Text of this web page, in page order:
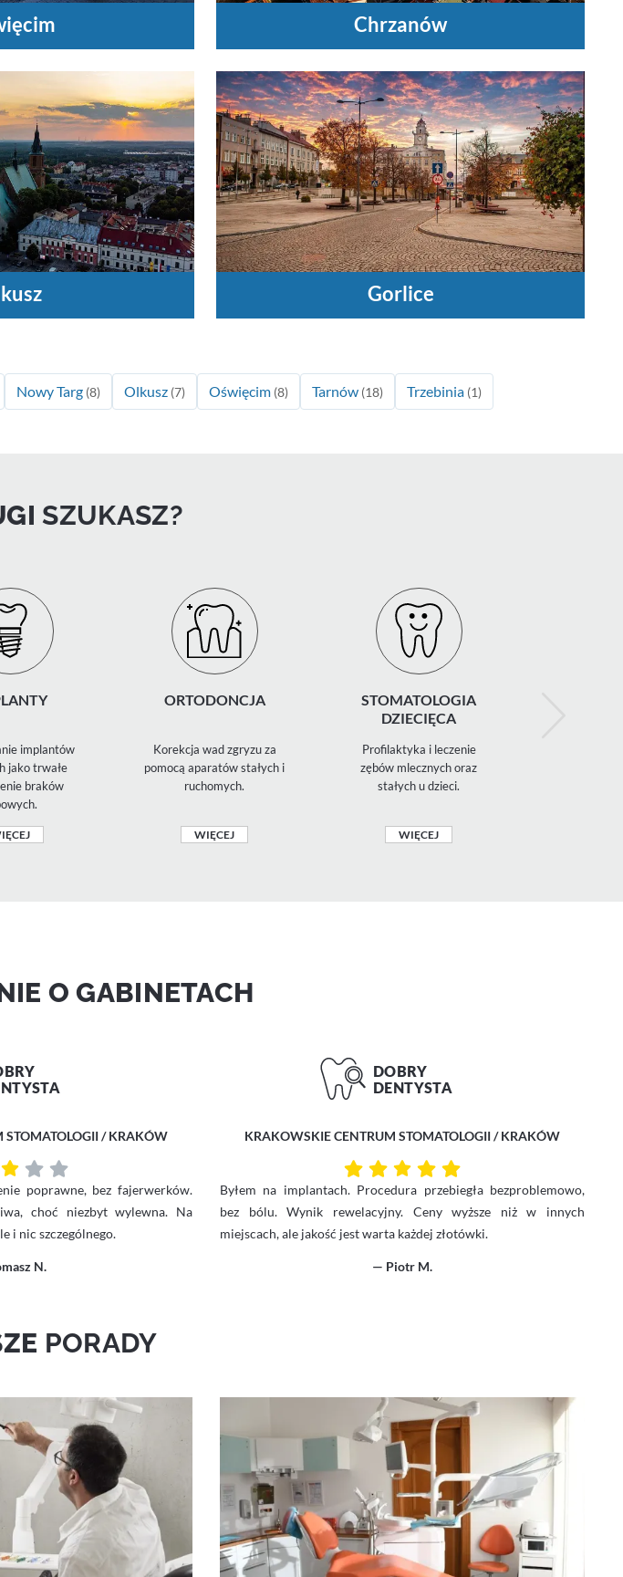
Chrzanów
Gorlice
Nowy Targ (8) Olkusz (7) Oświęcim (8) Tarnów (18) Trzebinia (1)
SZUKASZ?
implantów
jako trwałe
braków
ORTODONCJA
Korekcja wad zgryzu za
pomocą aparatów stałych i
ruchomych.
WIĘCEJ
STOMATOLOGIA
DZIECIĘCA
Profilaktyka i leczenie
zębów mlecznych oraz
stałych u dzieci.
WIĘCEJ
O GABINETACH
STOMATOLOGII / KRAKÓW
poprawne, bez fajerwerków.
choć niezbyt wylewna. Na
i nic szczególnego.
N.
KRAKOWSKIE CENTRUM STOMATOLOGII / KRAKÓW
Byłem na implantach. Procedura przebiegła bezproblemowo,
bez bólu. Wynik rewelacyjny. Ceny wyższe niż w innych
miejscach, ale jakość jest warta każdej złotówki.
— Piotr M.
PORADY